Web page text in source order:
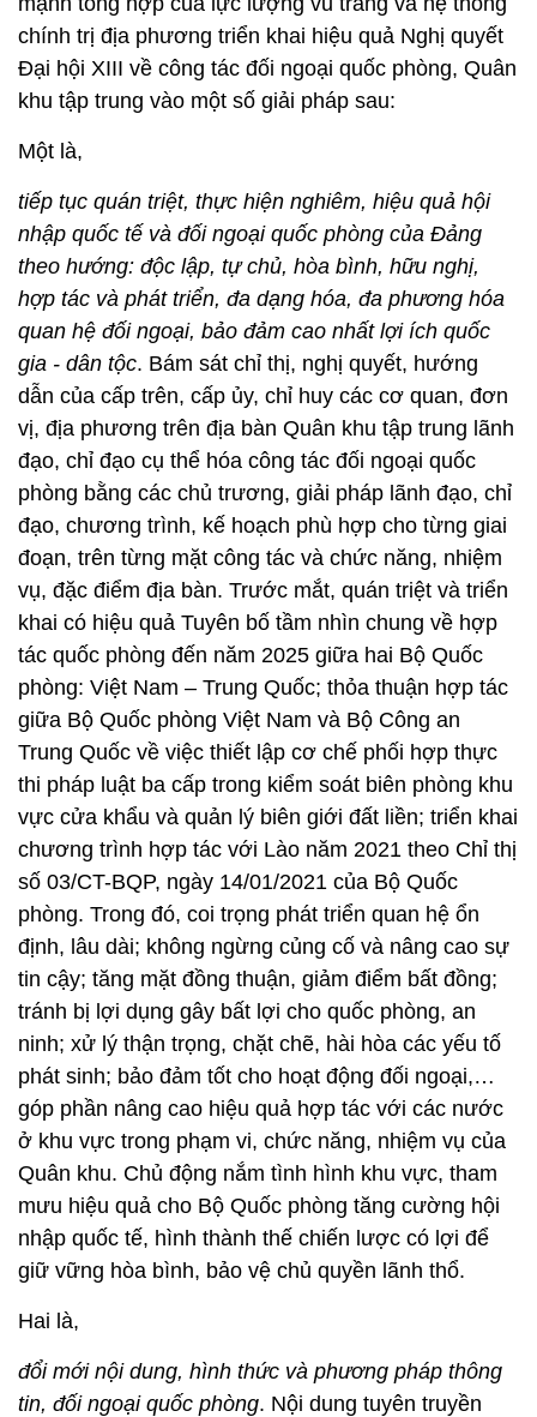
chính trị địa phương triển khai hiệu quả Nghị quyết
Đại hội XIII về công tác đối ngoại quốc phòng, Quân
khu tập trung vào một số giải pháp sau:
Một là,
tiếp tục quán triệt, thực hiện nghiêm, hiệu quả hội
nhập quốc tế và đối ngoại quốc phòng của Đảng
theo hướng: độc lập, tự chủ, hòa bình, hữu nghị,
hợp tác và phát triển, đa dạng hóa, đa phương hóa
quan hệ đối ngoại, bảo đảm cao nhất lợi ích quốc
gia - dân tộc. Bám sát chỉ thị, nghị quyết, hướng
dẫn của cấp trên, cấp ủy, chỉ huy các cơ quan, đơn
vị, địa phương trên địa bàn Quân khu tập trung lãnh
đạo, chỉ đạo cụ thể hóa công tác đối ngoại quốc
phòng bằng các chủ trương, giải pháp lãnh đạo, chỉ
đạo, chương trình, kế hoạch phù hợp cho từng giai
đoạn, trên từng mặt công tác và chức năng, nhiệm
vụ, đặc điểm địa bàn. Trước mắt, quán triệt và triển
khai có hiệu quả Tuyên bố tầm nhìn chung về hợp
tác quốc phòng đến năm 2025 giữa hai Bộ Quốc
phòng: Việt Nam – Trung Quốc; thỏa thuận hợp tác
giữa Bộ Quốc phòng Việt Nam và Bộ Công an
Trung Quốc về việc thiết lập cơ chế phối hợp thực
thi pháp luật ba cấp trong kiểm soát biên phòng khu
vực cửa khẩu và quản lý biên giới đất liền; triển khai
chương trình hợp tác với Lào năm 2021 theo Chỉ thị
số 03/CT-BQP, ngày 14/01/2021 của Bộ Quốc
phòng. Trong đó, coi trọng phát triển quan hệ ổn
định, lâu dài; không ngừng củng cố và nâng cao sự
tin cậy; tăng mặt đồng thuận, giảm điểm bất đồng;
tránh bị lợi dụng gây bất lợi cho quốc phòng, an
ninh; xử lý thận trọng, chặt chẽ, hài hòa các yếu tố
phát sinh; bảo đảm tốt cho hoạt động đối ngoại,…
góp phần nâng cao hiệu quả hợp tác với các nước
ở khu vực trong phạm vi, chức năng, nhiệm vụ của
Quân khu. Chủ động nắm tình hình khu vực, tham
mưu hiệu quả cho Bộ Quốc phòng tăng cường hội
nhập quốc tế, hình thành thế chiến lược có lợi để
giữ vững hòa bình, bảo vệ chủ quyền lãnh thổ.
Hai là,
đổi mới nội dung, hình thức và phương pháp thông
tin, đối ngoại quốc phòng. Nội dung tuyên truyền